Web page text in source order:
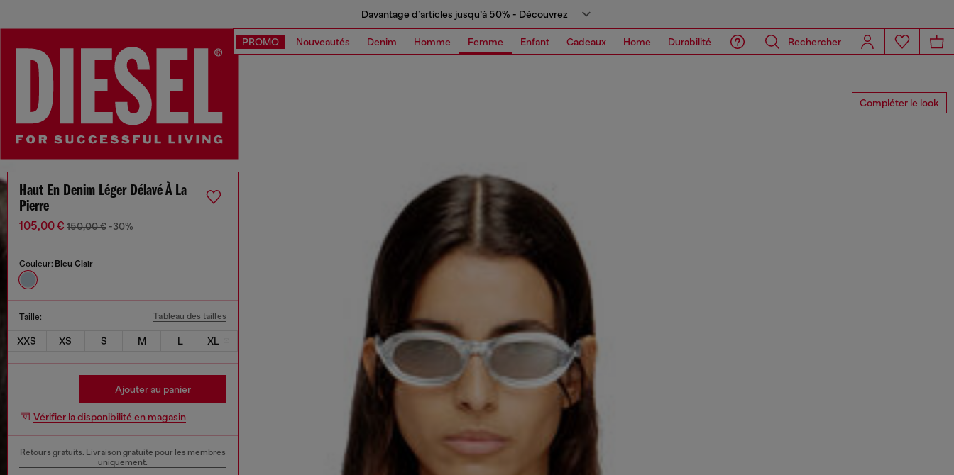
Davantage d’articles jusqu’à 50% - Découvrez
PROMO Nouveautés Denim Homme Femme Enfant Cadeaux Home Durabilité Rechercher
Compléter le look
Haut En Denim Léger Délavé À La
Pierre
105,00 € 150,00 € -30%
Couleur: Bleu Clair
Taille: Tableau des tailles
XXS XS S M L XL
Ajouter au panier
Vérifier la disponibilité en magasin
Retours gratuits. Livraison gratuite pour les membres
uniquement.